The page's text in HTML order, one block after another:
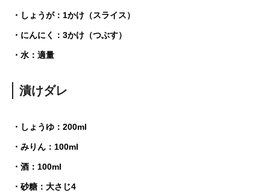
・しょうが：1かけ（スライス）
・にんにく：3かけ（つぶす）
・水：適量
漬けダレ
・しょうゆ：200ml
・みりん：100ml
・酒：100ml
・砂糖：大さじ4